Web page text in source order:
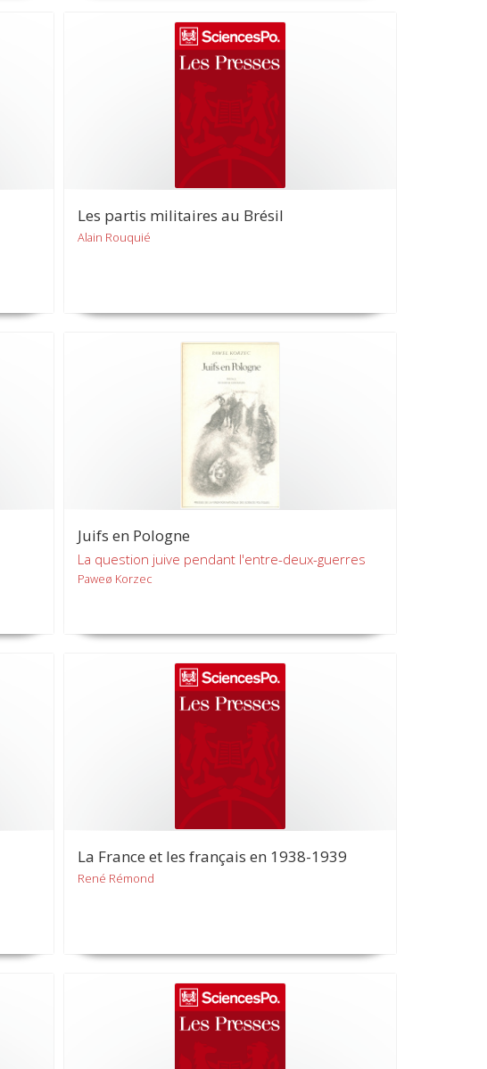
Les partis militaires au Brésil
Alain Rouquié
Juifs en Pologne
La question juive pendant l'entre-deux-guerres
Paweø Korzec
La France et les français en 1938-1939
René Rémond